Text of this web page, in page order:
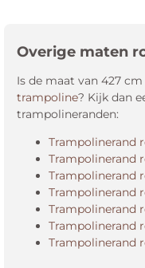
Overige maten
Is de maat van 427
trampoline? Kijk dan
trampolineranden:
Trampolinerand
Trampolinerand
Trampolinerand
Trampolinerand
Trampolinerand
Trampolinerand
Trampolinerand